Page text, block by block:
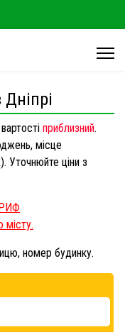
приблизний.
місце
Уточнюйте ціни з
місту.
номер будинку.